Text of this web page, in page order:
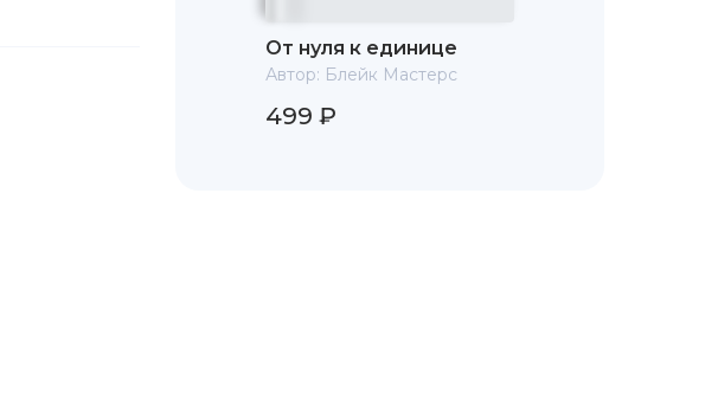
От нуля к единице
Автор: Блейк Мастерс
499 ₽